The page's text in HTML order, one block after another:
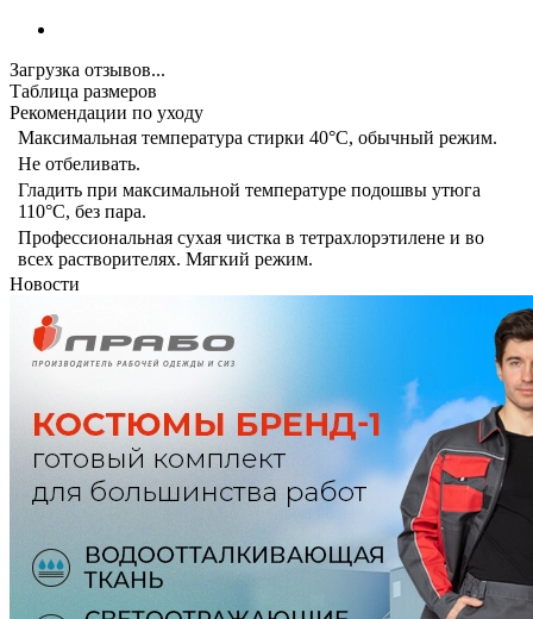
Загрузка отзывов...
Таблица размеров
Рекомендации по уходу
Максимальная температура стирки 40°C, обычный режим.
Не отбеливать.
Гладить при максимальной температуре подошвы утюга
110°C, без пара.
Профессиональная сухая чистка в тетрахлорэтилене и во
всех растворителях. Мягкий режим.
Новости